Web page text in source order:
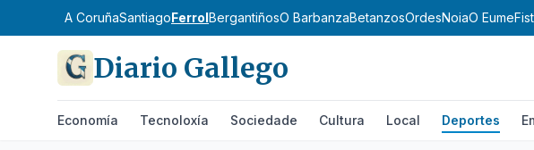
A CoruñaSantiagoFerrolBergantiñosO BarbanzaBetanzosOrdesNoiaO Eume
Diario Gallego
Economía Tecnoloxía Sociedade Cultura Local Deportes